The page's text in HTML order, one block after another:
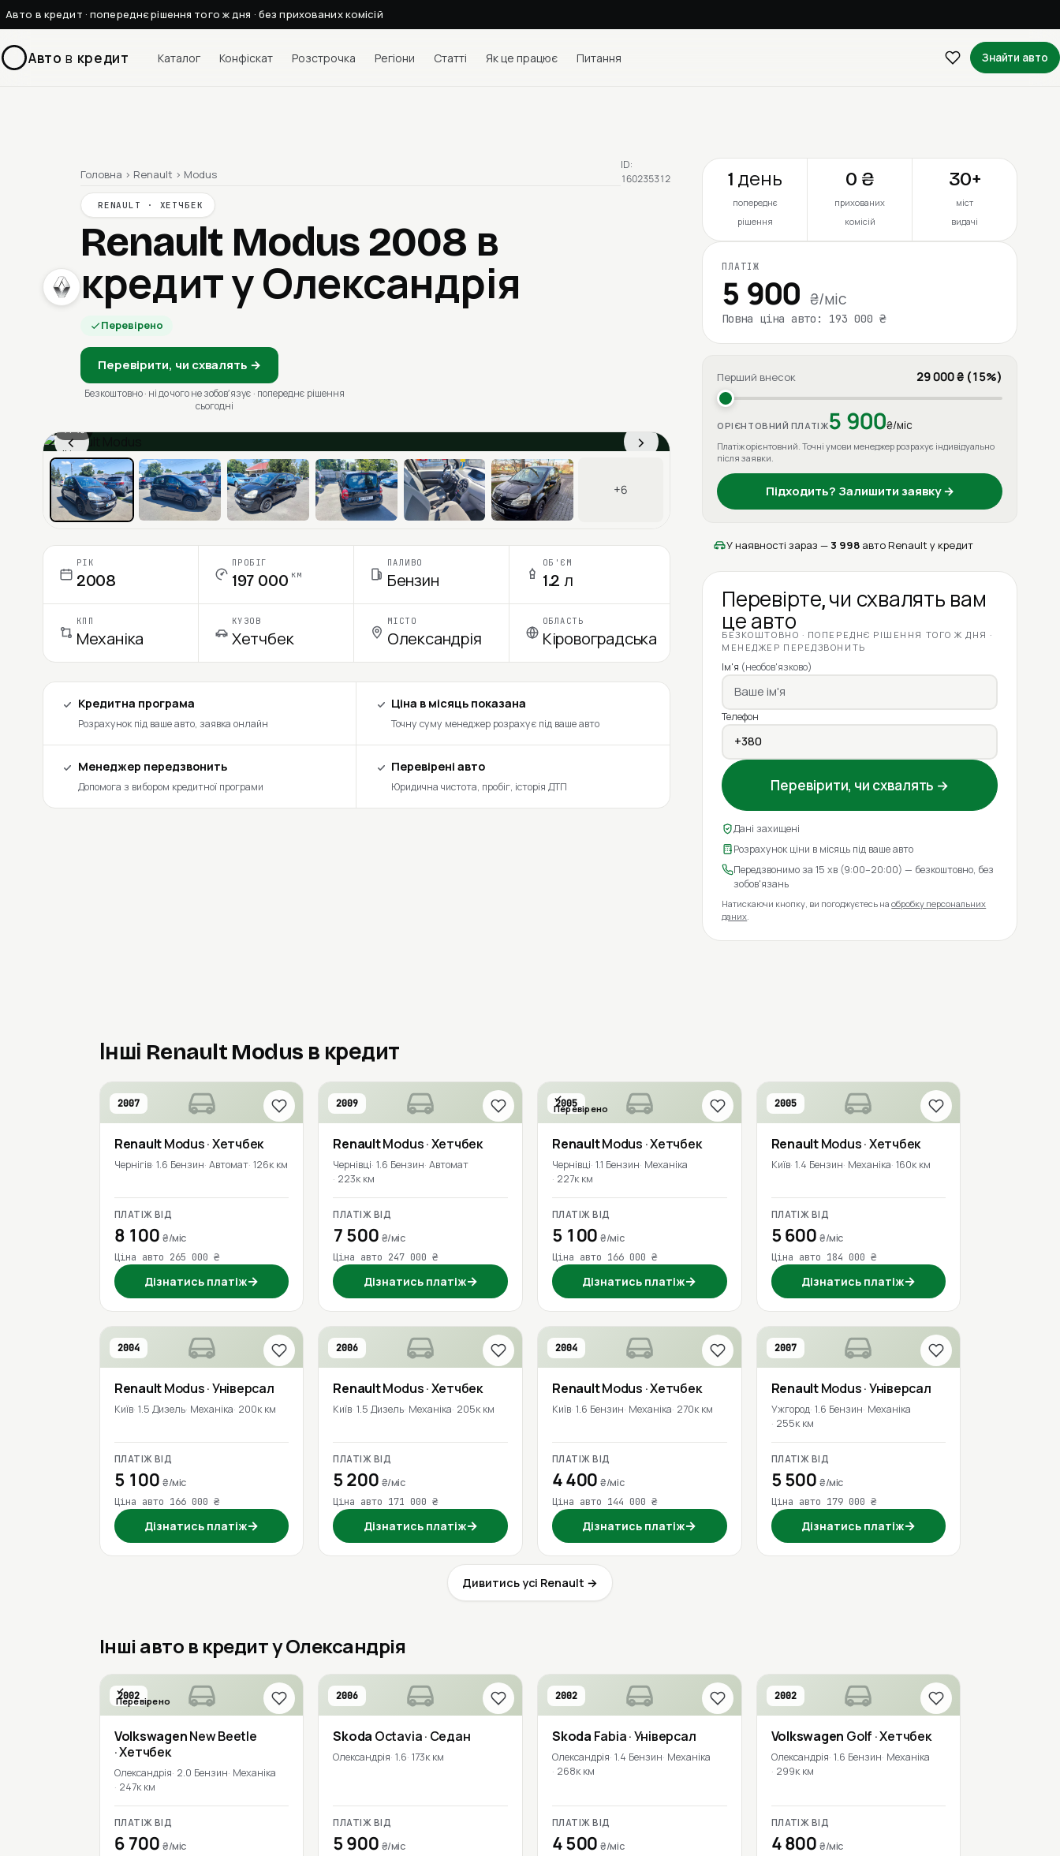
Авто в кредит · попереднє рішення того ж дня · без прихованих комісій
Авто в кредит Каталог Конфіскат Розстрочка Регіони Статті Як це працює Питання Знайти авто
Головна › Renault › Modus
RENAULT · ХЕТЧБЕК
Renault Modus 2008 в
кредит у Олександрія
Перевірено
Перевірити, чи схвалять →
Безкоштовно · ні до чого не зобовʼязує · попереднє рішення
сьогодні
ID:
160235312
‹ ›
1 / 13
Ціна в місяць
+6
РІК
2008
ПРОБІГ
197 000 км
ПАЛИВО
Бензин
ОБ'ЄМ
1.2 л
КПП
Механіка
КУЗОВ
Хетчбек
МІСТО
Олександрія
ОБЛАСТЬ
Кіровоградська
Кредитна програма
Розрахунок під ваше авто, заявка онлайн
Ціна в місяць показана
Точну суму менеджер розрахує під ваше авто
Менеджер передзвонить
Допомога з вибором кредитної програми
Перевірені авто
Юридична чистота, пробіг, історія ДТП
1 день
попереднє
рішення
0 ₴
прихованих
комісій
30+
міст
видачі
ПЛАТІЖ
5 900 ₴/міс
Повна ціна авто: 193 000 ₴
Перший внесок 29 000 ₴ (15%)
ОРІЄНТОВНИЙ ПЛАТІЖ5 900₴/міс
Платіж орієнтовний. Точні умови менеджер розрахує індивідуально
після заявки.
Підходить? Залишити заявку →
У наявності зараз — 3 998 авто Renault у кредит
Перевірте, чи схвалять вам
це авто
БЕЗКОШТОВНО · ПОПЕРЕДНЄ РІШЕННЯ ТОГО Ж ДНЯ ·
МЕНЕДЖЕР ПЕРЕДЗВОНИТЬ
Ім'я (необов'язково)
Телефон
Перевірити, чи схвалять →
Дані захищені
Розрахунок ціни в місяць під ваше авто
Передзвонимо за 15 хв (9:00–20:00) — безкоштовно, без
зобов'язань
Натискаючи кнопку, ви погоджуєтесь наобробку персональних
даних
Інші Renault Modus в кредит
2007
RenaultModus· Хетчбек
Чернігів 1.6 Бензин Автомат 126к км
ПЛАТІЖ ВІД
8 100₴/міс
Ціна авто 265 000 ₴
Дізнатись платіж→
2009
RenaultModus· Хетчбек
Чернівці 1.6 Бензин Автомат
223к км
ПЛАТІЖ ВІД
7 500 ₴/міс
Ціна авто 247 000 ₴
Дізнатись платіж→
2005
Перевірено
RenaultModus · Хетчбек
Чернівці 1.1 Бензин Механіка
227к км
ПЛАТІЖ ВІД
5 100₴/міс
Ціна авто 166 000 ₴
Дізнатись платіж→
2005
RenaultModus· Хетчбек
Київ 1.4 Бензин Механіка 160к км
ПЛАТІЖ ВІД
5 600 ₴/міс
Ціна авто 184 000 ₴
Дізнатись платіж→
2004
RenaultModus· Універсал
Київ 1.5 Дизель Механіка 200к км
ПЛАТІЖ ВІД
5 100₴/міс
Ціна авто 166 000 ₴
Дізнатись платіж→
2006
RenaultModus· Хетчбек
Київ 1.5 Дизель Механіка 205к км
ПЛАТІЖ ВІД
5 200 ₴/міс
Ціна авто 171 000 ₴
Дізнатись платіж→
2004
RenaultModus · Хетчбек
Київ 1.6 Бензин Механіка 270к км
ПЛАТІЖ ВІД
4 400₴/міс
Ціна авто 144 000 ₴
Дізнатись платіж→
2007
RenaultModus· Універсал
Ужгород 1.6 Бензин Механіка
255к км
ПЛАТІЖ ВІД
5 500 ₴/міс
Ціна авто 179 000 ₴
Дізнатись платіж→
Дивитись усі Renault →
Інші авто в кредит у Олександрія
2002
Перевірено
VolkswagenNew Beetle
· Хетчбек
Олександрія 2.0 Бензин Механіка
247к км
ПЛАТІЖ ВІД
6 700₴/міс
2006
Skoda Octavia· Седан
Олександрія 1.6 173к км
ПЛАТІЖ ВІД
5 900 ₴/міс
2002
Skoda Fabia· Універсал
Олександрія 1.4 Бензин Механіка
268к км
ПЛАТІЖ ВІД
4 500₴/міс
2002
Volkswagen Golf · Хетчбек
Олександрія 1.6 Бензин Механіка
299к км
ПЛАТІЖ ВІД
4 800 ₴/міс